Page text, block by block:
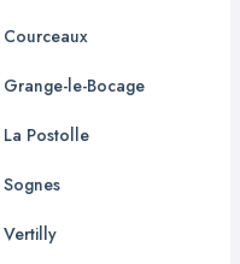
Courceaux
Grange-le-Bocage
La Postolle
Sognes
Vertilly